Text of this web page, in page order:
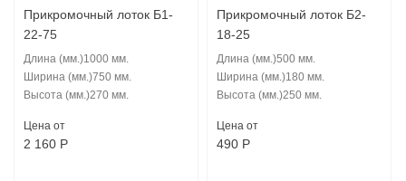
Прикромочный лоток Б1-
22-75
Длина (мм.)1000 мм.
Ширина (мм.)750 мм.
Высота (мм.)270 мм.
Цена от
2 160 Р
Прикромочный лоток Б2-
18-25
Длина (мм.)500 мм.
Ширина (мм.)180 мм.
Высота (мм.)250 мм.
Цена от
490 Р